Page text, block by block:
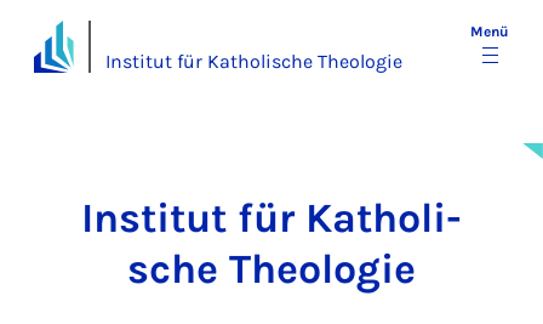
Institut für Katholische Theologie
Menü
In­sti­tut für Ka­tho­li­
sche Theo­lo­gie